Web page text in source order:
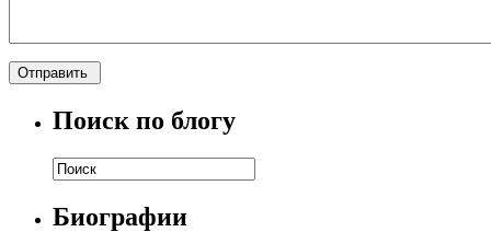
Поиск по блогу
Биографии